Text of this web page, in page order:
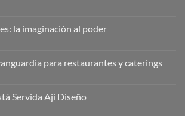
la imaginación al poder
para restaurantes y caterings
Servida Ají Diseño